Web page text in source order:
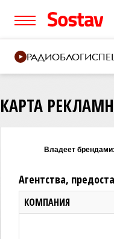
РАДИОБЛОГИ
КАРТА
Владеет брендами:
Агентства,
КОМПАНИЯ